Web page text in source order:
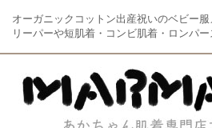
オーガニックコットン出産祝いのベビー
リーパーや短肌着・コンビ肌着・ロンパー